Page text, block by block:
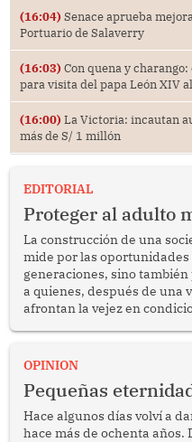
(16:04) Senace aprueba
Portuario de Salaverry
(16:03) Con quena y
para visita del papa León XIV
(16:00) La Victoria: incautan
más de S/ 1 millón
EDITORIAL
Proteger al adulto
La construcción de una
mide por las oportunidades
generaciones, sino
a quienes, después de una
afrontan la vejez en
bimestrales el subsidio que
reflexionar sobre la
públicas dirigidas a los
OPINION
Pequeñas
Hace algunos días volví a
hace más de ochenta años.